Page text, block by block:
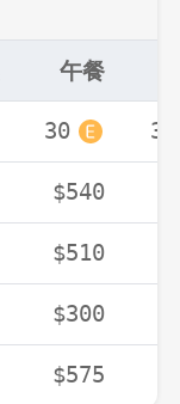
午餐
30 30
$540
$510
$300
$575